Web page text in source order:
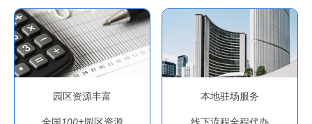
园区资源丰富
全国100+园区资源
本地驻场服务
线下流程全程代办